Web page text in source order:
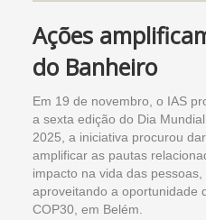
Ações
do Banheiro
Em 19 de novembro, o IAS
a sexta edição do Dia
2025, a iniciativa procurou
amplificar as pautas
impacto na vida das
aproveitando a oportunidade
COP30, em Belém.